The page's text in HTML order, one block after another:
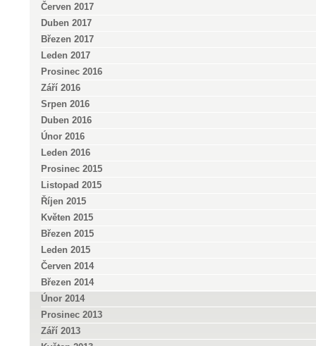
Červen 2017
Duben 2017
Březen 2017
Leden 2017
Prosinec 2016
Září 2016
Srpen 2016
Duben 2016
Únor 2016
Leden 2016
Prosinec 2015
Listopad 2015
Říjen 2015
Květen 2015
Březen 2015
Leden 2015
Červen 2014
Březen 2014
Únor 2014
Prosinec 2013
Září 2013